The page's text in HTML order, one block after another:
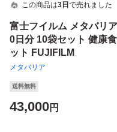
この商品は3日 で売れました
富士フイルム メタバリ
0日分 10袋セット 健康
ット FUJIFILM
メタバリア
送料無料
43,000円